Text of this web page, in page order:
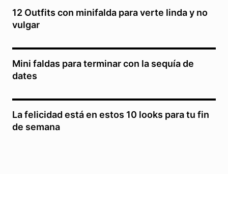
12 Outfits con minifalda para verte linda y no
vulgar
Mini faldas para terminar con la sequía de
dates
La felicidad está en estos 10 looks para tu fin
de semana